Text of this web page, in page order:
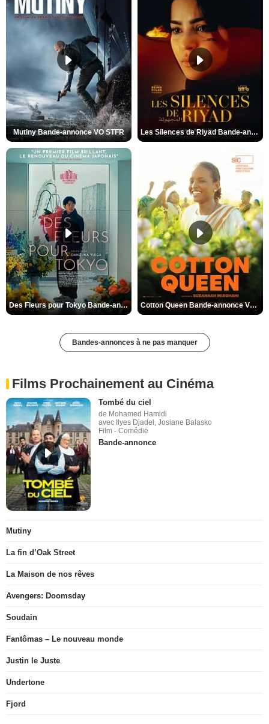
Mutiny Bande-annonce VO STFR Les Silences de Riyad Bande-annonce VO STFR
Des Fleurs pour Tokyo Bande-annonce VO STFR Cotton Queen Bande-annonce VO STFR
Bandes-annonces à ne pas manquer
Films Prochainement au Cinéma
Tombé du ciel
de Mohamed Hamidi
avec Ilyes Djadel, Josiane Balasko
Film - Comédie
Bande-annonce
Mutiny
La fin d’Oak Street
La Maison de nos rêves
Avengers: Doomsday
Soudain
Fantômas – Le nouveau monde
Justin le Juste
Undertone
Fjord